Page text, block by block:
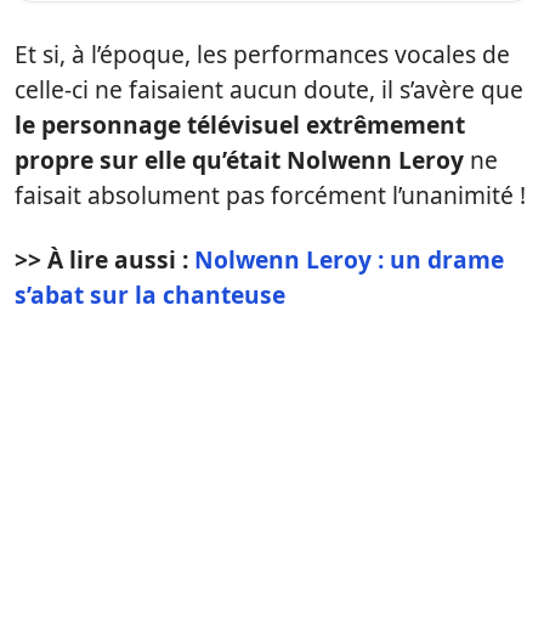
Et si, à l’époque, les performances vocales de
celle-ci ne faisaient aucun doute, il s’avère que
le personnage télévisuel extrêmement
propre sur elle qu’était Nolwenn Leroy ne
faisait absolument pas forcément l’unanimité !
>> À lire aussi : Nolwenn Leroy : un drame
s’abat sur la chanteuse